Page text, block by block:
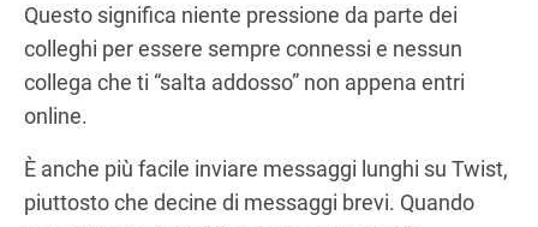
Questo significa niente pressione da parte dei
colleghi per essere sempre connessi e nessun
collega che ti “salta addosso” non appena entri
online.
È anche più facile inviare messaggi lunghi su Twist,
piuttosto che decine di messaggi brevi. Quando